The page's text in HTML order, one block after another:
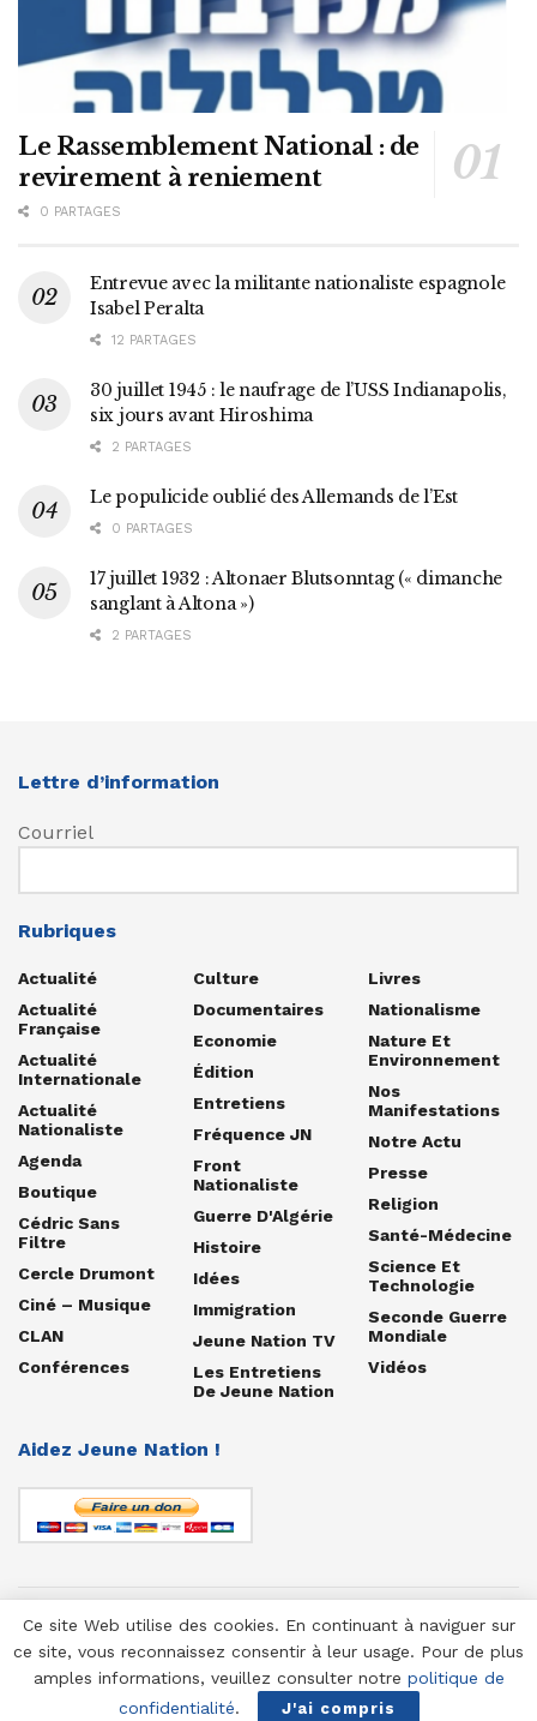
Le Rassemblement National : de
revirement à reniement
0 PARTAGES
Entrevue avec la militante nationaliste espagnole
Isabel Peralta
12 PARTAGES
30 juillet 1945 : le naufrage de l’USS Indianapolis,
six jours avant Hiroshima
2 PARTAGES
Le populicide oublié des Allemands de l’Est
0 PARTAGES
17 juillet 1932 : Altonaer Blutsonntag (« dimanche
sanglant à Altona »)
2 PARTAGES
Lettre d’information
Courriel
Rubriques
Actualité
Actualité
Française
Actualité
Internationale
Actualité
Nationaliste
Agenda
Boutique
Cédric Sans
Filtre
Cercle Drumont
Ciné – Musique
CLAN
Conférences
Culture
Documentaires
Economie
Édition
Entretiens
Fréquence JN
Front
Nationaliste
Guerre D'Algérie
Histoire
Idées
Immigration
Jeune Nation TV
Les Entretiens
De Jeune Nation
Livres
Nationalisme
Nature Et
Environnement
Nos
Manifestations
Notre Actu
Presse
Religion
Santé-Médecine
Science Et
Technologie
Seconde Guerre
Mondiale
Vidéos
Aidez Jeune Nation !
© 1958-2025 Jeune Nation
Ce site Web utilise des cookies. En continuant à naviguer sur
ce site, vous reconnaissez consentir à leur usage. Pour de plus
amples informations, veuillez consulter notre politique de
confidentialité. J'ai compris